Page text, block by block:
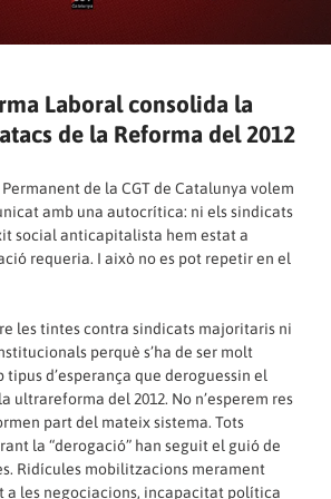
Laboral consolida la
de la Reforma del 2012
de la CGT de Catalunya volem
amb una autocrítica: ni els sindicats
social anticapitalista hem estat a
requeria. I això no es pot repetir en el
les tintes contra sindicats majoritaris ni
perquè s’ha de ser molt
d’esperança que deroguessin el
ultrareforma del 2012. No n’esperem res
part del mateix sistema. Tots
la “derogació” han seguit el guió de
Ridícules mobilitzacions merament
a les negociacions, incapacitat política